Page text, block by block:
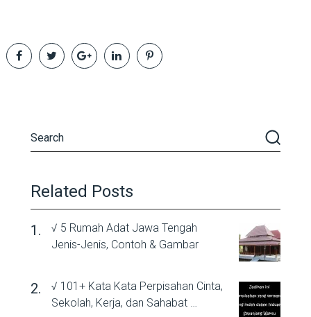
Related Posts
√ 5 Rumah Adat Jawa Tengah
Jenis-Jenis, Contoh & Gambar
√ 101+ Kata Kata Perpisahan Cinta,
Sekolah, Kerja, dan Sahabat …